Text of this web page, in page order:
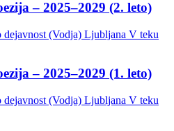
– 2025–2029 (2. leto)
dejavnost (Vodja) Ljubljana V teku
– 2025–2029 (1. leto)
dejavnost (Vodja) Ljubljana V teku